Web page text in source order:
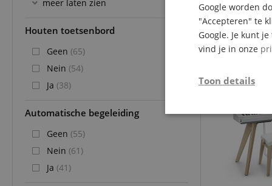
meer laten zien
Houten toetsenbord
Geen (65)
Nein (54)
Ja (38)
Automatische begeleiding
Geen (55)
Nein (61)
Ja (41)
Google worden
"Accepteren" te
Google. Je kunt
vind je in onze
Toon details
Strikt
noodzakelijk